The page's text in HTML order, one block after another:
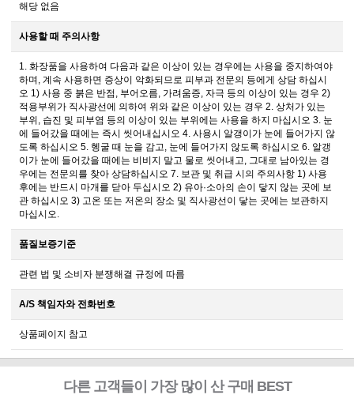
해당 없음
사용할 때 주의사항
1. 화장품을 사용하여 다음과 같은 이상이 있는 경우에는 사용을 중지하여야
하며, 계속 사용하면 증상이 악화되므로 피부과 전문의 등에게 상담 하십시
오 1) 사용 중 붉은 반점, 부어오름, 가려움증, 자극 등의 이상이 있는 경우 2)
적용부위가 직사광선에 의하여 위와 같은 이상이 있는 경우 2. 상처가 있는
부위, 습진 및 피부염 등의 이상이 있는 부위에는 사용을 하지 마십시오 3. 눈
에 들어갔을 때에는 즉시 씻어내십시오 4. 사용시 알갱이가 눈에 들어가지 않
도록 하십시오 5. 헹굴 때 눈을 감고, 눈에 들어가지 않도록 하십시오 6. 알갱
이가 눈에 들어갔을 때에는 비비지 말고 물로 씻어내고, 그대로 남아있는 경
우에는 전문의를 찾아 상담하십시오 7. 보관 및 취급 시의 주의사항 1) 사용
후에는 반드시 마개를 닫아 두십시오 2) 유아·소아의 손이 닿지 않는 곳에 보
관 하십시오 3) 고온 또는 저온의 장소 및 직사광선이 닿는 곳에는 보관하지
마십시오.
품질보증기준
관련 법 및 소비자 분쟁해결 규정에 따름
A/S 책임자와 전화번호
상품페이지 참고
다른 고객들이 가장 많이 산 구매 BEST